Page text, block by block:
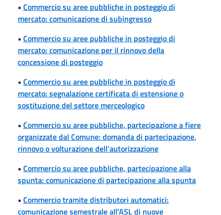
• Commercio su aree pubbliche in posteggio di
mercato: comunicazione di subingresso
• Commercio su aree pubbliche in posteggio di
mercato: comunicazione per il rinnovo della
concessione di posteggio
• Commercio su aree pubbliche in posteggio di
mercato: segnalazione certificata di estensione o
sostituzione del settore merceologico
• Commercio su aree pubbliche, partecipazione a fiere
organizzate dal Comune: domanda di partecipazione,
rinnovo o volturazione dell'autorizzazione
• Commercio su aree pubbliche, partecipazione alla
spunta: comunicazione di partecipazione alla spunta
• Commercio tramite distributori automatici:
comunicazione semestrale all'ASL di nuove